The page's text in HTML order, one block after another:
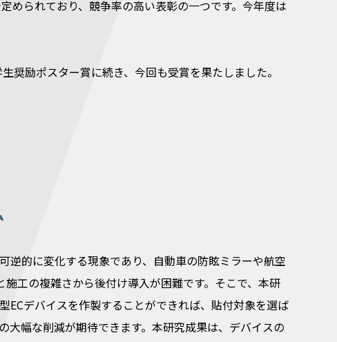
められており、競争率の高い表彰の一つです。今年度は
奨励ポスター賞に続き、今回も受賞を果たしました。
逆的に変化する現象であり、自動車の防眩ミラーや航空
工の複雑さから後付け導入が困難です。そこで、本研
ECデバイスを作製することができれば、貼付対象を選ば
大幅な削減が期待できます。本研究成果は、デバイスの